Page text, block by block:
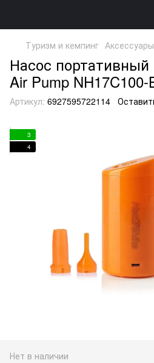
Туризм и кемпинг
Насос портативный
Air Pump NH17C100-
Артикул: 6927595722114
3
4
Нет в наличии